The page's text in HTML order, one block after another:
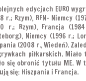
edycjach EURO
r.; Rzym), RFN- Niemcy
r.; Rzym), Francja
Niemcy (1996 r.;
(2008 r., Wiedeń).
piłkarskich.
się obronić tytułu ME. W
się: Hiszpania i Francja.